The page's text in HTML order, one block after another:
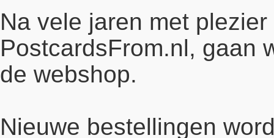
Na vele jaren met
PostcardsFrom.nl, gaan
de webshop.
Nieuwe bestellingen